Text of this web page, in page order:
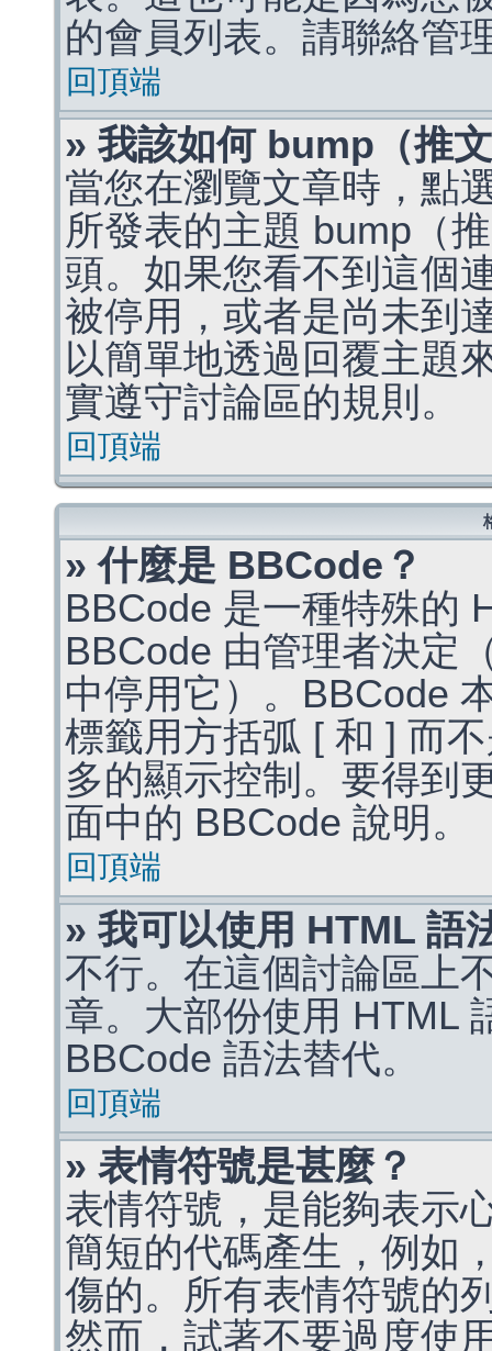
的會員列表。請聯絡管
回頂端
» 我該如何 bump（推
當您在瀏覽文章時，點
所發表的主題 bump（
頭。如果您看不到這個
被停用，或者是尚未到
以簡單地透過回覆主題
實遵守討論區的規則。
回頂端
» 什麼是 BBCode？
BBCode 是一種特殊的
BBCode 由管理者決定
中停用它）。BBCode
標籤用方括弧 [ 和 ] 而
多的顯示控制。要得到
面中的 BBCode 說明。
回頂端
» 我可以使用 HTML 語
不行。在這個討論區上
章。大部份使用 HTML
BBCode 語法替代。
回頂端
» 表情符號是甚麼？
表情符號，是能夠表示
簡短的代碼產生，例如
傷的。所有表情符號的
然而，試著不要過度使